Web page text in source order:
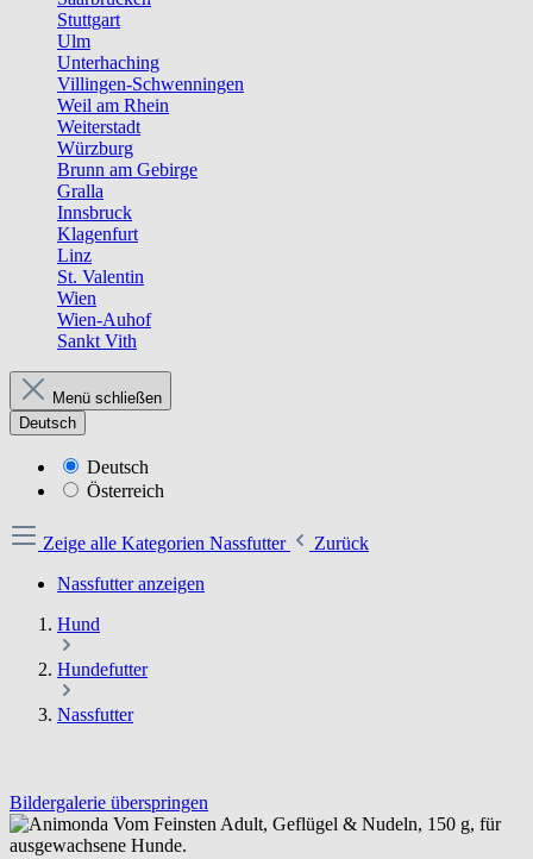
Stuttgart
Ulm
Unterhaching
Villingen-Schwenningen
Weil am Rhein
Weiterstadt
Würzburg
Brunn am Gebirge
Gralla
Innsbruck
Klagenfurt
Linz
St. Valentin
Wien
Wien-Auhof
Sankt Vith
Menü schließen
Deutsch
Deutsch
Österreich
Zeige alle Kategorien Nassfutter
Zurück
Nassfutter anzeigen
Hund
Hundefutter
Nassfutter
Bildergalerie überspringen